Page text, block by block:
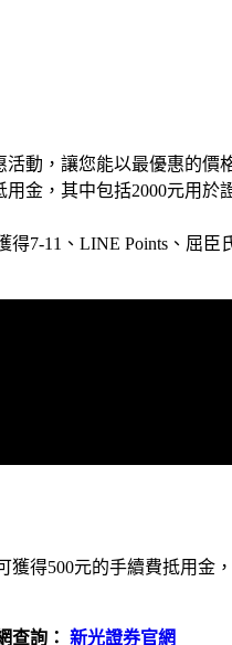
動，讓您能以最優惠的價
金，其中包括2000元用
7-11、LINE Points、屈臣
得500元的手續費抵用
查詢： 新光證券官網